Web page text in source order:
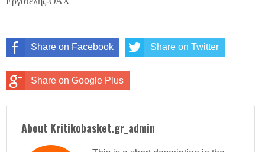
Share on Facebook Share on Twitter
Share on Google Plus
About Kritikobasket.gr_admin